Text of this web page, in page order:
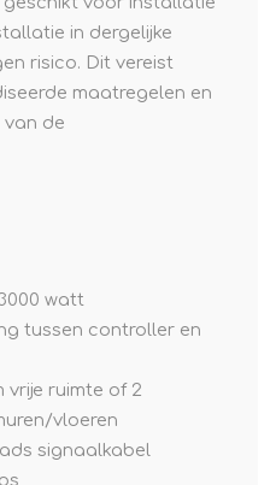
in dergelijke
risico. Dit vereist
maatregelen en
van de
watt
tussen controller en
vrije ruimte of 2
vloeren
signaalkabel